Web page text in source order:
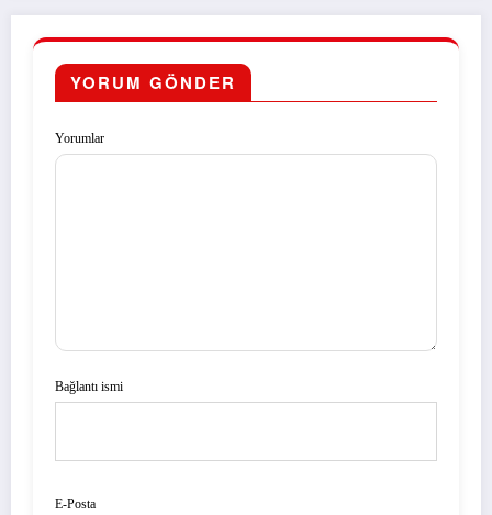
YORUM GÖNDER
Yorumlar
Bağlantı ismi
E-Posta